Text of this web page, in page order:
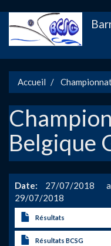
au
contenu
Accueil
Belgique
Date
27/07/2018
29/07/2018
Résultats
Résultats BCSG